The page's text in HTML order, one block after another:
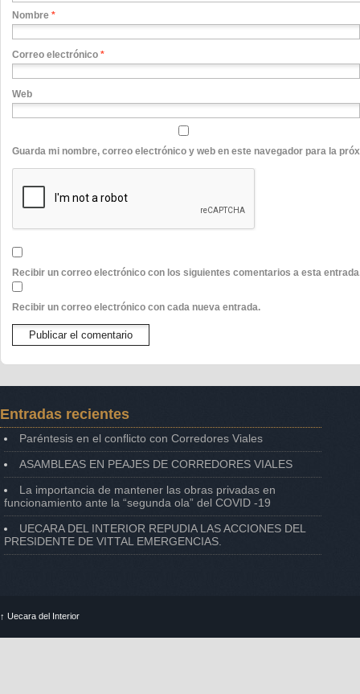
Nombre *
Correo electrónico *
Web
Guarda mi nombre, correo electrónico y web en este navegador para la
Recibir un correo electrónico con los siguientes comentarios a esta
Recibir un correo electrónico con cada nueva entrada.
Entradas recientes
Paréntesis en el conflicto con Corredores Viales
ASAMBLEAS EN PEAJES DE CORREDORES VIALES
La importancia de mantener las obras privadas en
funcionamiento ante la “segunda ola” del COVID -19
UECARA DEL INTERIOR REPUDIA LAS ACCIONES DEL
PRESIDENTE DE VITTAL EMERGENCIAS.
↑ Uecara del Interior